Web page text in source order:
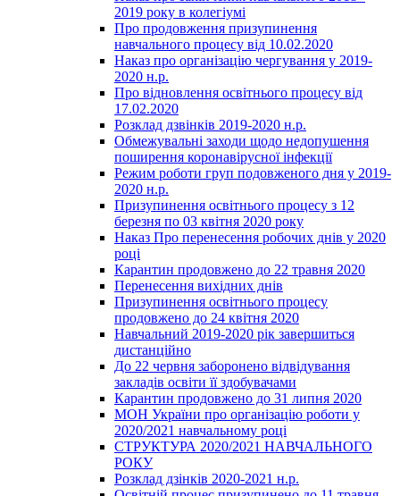
2019 року в колегіумі
Про продовження призупинення
навчального процесу від 10.02.2020
Наказ про організацію чергування у 2019-
2020 н.р.
Про відновлення освітнього процесу від
17.02.2020
Розклад дзвінків 2019-2020 н.р.
Обмежувальні заходи щодо недопушення
поширення коронавірусної інфекції
Режим роботи груп подовженого дня у 2019-
2020 н.р.
Призупинення освітнього процесу з 12
березня по 03 квітня 2020 року
Наказ Про перенесення робочих днів у 2020
році
Карантин продовжено до 22 травня 2020
Перенесення вихідних днів
Призупинення освітнього процесу
продовжено до 24 квітня 2020
Навчальний 2019-2020 рік завершиться
дистанційно
До 22 червня заборонено відвідування
закладів освіти її здобувачами
Карантин продовжено до 31 липня 2020
МОН України про організацію роботи у
2020/2021 навчальному році
СТРУКТУРА 2020/2021 НАВЧАЛЬНОГО
РОКУ
Розклад дзінків 2020-2021 н.р.